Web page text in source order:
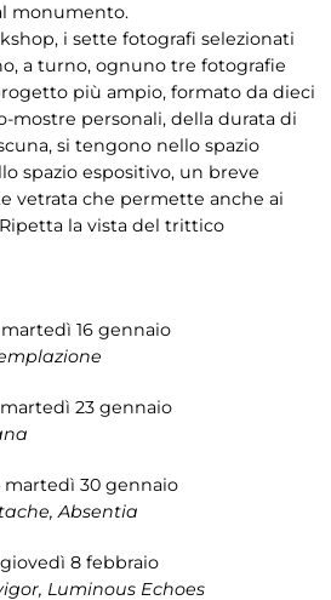
monumento.
i sette fotografi selezionati
a turno, ognuno tre fotografie
più ampio, formato da dieci
mostre personali, della durata di
si tengono nello spazio
spazio espositivo, un breve
vetrata che permette anche ai
la vista del trittico
16 gennaio
23 gennaio
martedì 30 gennaio
Absentia
8 febbraio
Luminous Echoes